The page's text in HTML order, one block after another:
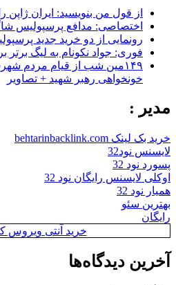
از قول من بنویسید: ایران ژاپن
اختصاصی: مدافع پرسپولیس
رونمایی از دو خرید جدید
فوری: جواد نکونام به لیگ
۱۴۹مین شب از قیام مردم
خونخواهی رهبر شهید + تصاویر
مدیر :
خرید بک لینک behtarinbacklink.com
لایسنس نود32
پسورد نود 32
اوکلی لایسنس رایگان نود 32
همیار نود 32
بهترین سئو
رایگان
خرید آنتی
آخرین دیدگاه‌ها